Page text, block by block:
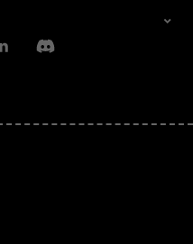
Discord